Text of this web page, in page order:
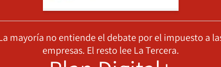
mayoría no entiende el debate por el impuesto a
empresas. El resto lee La Tercera.